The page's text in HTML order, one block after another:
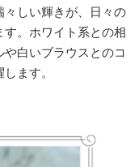
しい輝きが、日々の
。ホワイト系との相
白いブラウスとのコ
ます。